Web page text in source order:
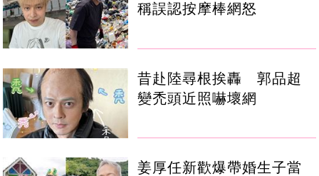
稱誤認按摩棒網怒
昔赴陸尋根挨轟 郭品超
變禿頭近照嚇壞網
姜厚任新歡爆帶婚生子當